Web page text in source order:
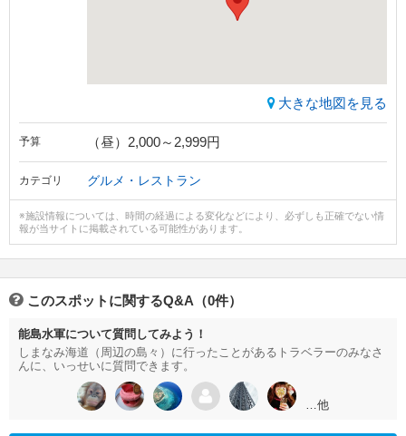
大きな地図を見る
予算 （昼）2,000～2,999円
カテゴリ グルメ・レストラン
※施設情報については、時間の経過による変化などにより、必ずしも正確でない情
報が当サイトに掲載されている可能性があります。
このスポットに関するQ&A（0件）
能島水軍について質問してみよう！
しまなみ海道（周辺の島々）に行ったことがあるトラベラーのみなさ
んに、いっせいに質問できます。
…他